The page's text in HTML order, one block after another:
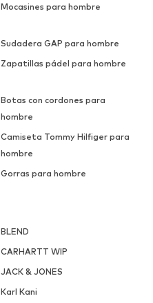
Mocasines para hombre
Sudadera GAP para hombre
Zapatillas pádel para hombre
Botas con cordones para
hombre
Camiseta Tommy Hilfiger para
hombre
Gorras para hombre
BLEND
CARHARTT WIP
JACK & JONES
Karl Kani